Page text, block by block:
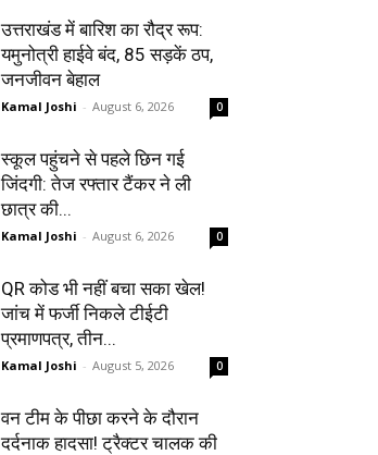
उत्तराखंड में बारिश का रौद्र रूप:
यमुनोत्री हाईवे बंद, 85 सड़कें ठप,
जनजीवन बेहाल
Kamal Joshi - August 6, 2026 0
स्कूल पहुंचने से पहले छिन गई
जिंदगी: तेज रफ्तार टैंकर ने ली
छात्र की...
Kamal Joshi - August 6, 2026 0
QR कोड भी नहीं बचा सका खेल!
जांच में फर्जी निकले टीईटी
प्रमाणपत्र, तीन...
Kamal Joshi - August 5, 2026 0
वन टीम के पीछा करने के दौरान
दर्दनाक हादसा! ट्रैक्टर चालक की